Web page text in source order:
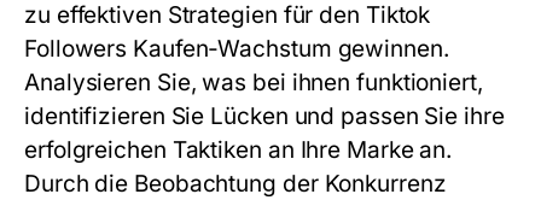
zu effektiven Strategien für den Tiktok
Followers Kaufen-Wachstum gewinnen.
Analysieren Sie, was bei ihnen funktioniert,
identifizieren Sie Lücken und passen Sie ihre
erfolgreichen Taktiken an Ihre Marke an.
Durch die Beobachtung der Konkurrenz